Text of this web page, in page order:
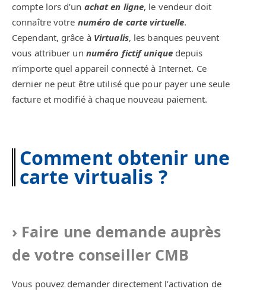
compte lors d’un achat en ligne, le vendeur doit
connaître votre numéro de carte virtuelle.
Cependant, grâce à Virtualis, les banques peuvent
vous attribuer un numéro fictif uniquedepuis
n’importe quel appareil connecté à Internet. Ce
dernier ne peut être utilisé que pour payer une seule
facture et modifié à chaque nouveau paiement.
Comment obtenir une
carte virtualis ?
Faire une demande auprès
de votre conseiller CMB
Vous pouvez demander directement l’activation de